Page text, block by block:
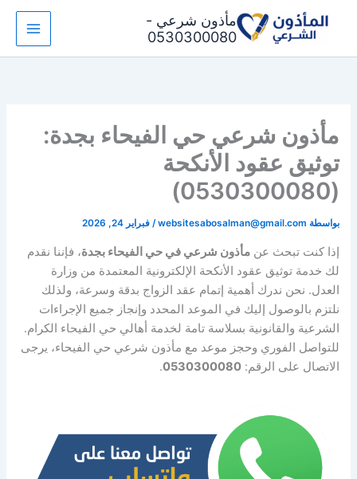
مأذون شرعي -
0530300080
مأذون شرعي حي الفيحاء بجدة:
توثيق عقود الأنكحة
(0530300080)
بواسطة websitesabosalman@gmail.com
/فبراير 24, 2026
إذا كنت تبحث عنمأذون شرعي في حي الفيحاء بجدة، فإننا نقدم
لك خدمة توثيق عقود الأنكحة الإلكترونية المعتمدة من وزارة
العدل. نحن ندرك أهمية إتمام عقد الزواج بدقة وسرعة، ولذلك
نلتزم بالوصول إليك في الموعد المحدد وإنجاز جميع الإجراءات
الشرعية والقانونية بسلاسة تامة لخدمة أهالي حي الفيحاء الكرام.
للتواصل الفوري وحجز موعد مع مأذون شرعي حي الفيحاء، يرجى
الاتصال على الرقم:0530300080
.